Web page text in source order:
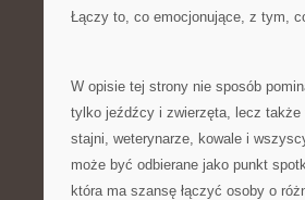
Łączy to, co emocjonujące, z tym,
W opisie tej strony nie sposób
tylko jeźdźcy i zwierzęta, lecz także
stajni, weterynarze, kowale i
może być odbierane jako punkt
która ma szansę łączyć osoby o